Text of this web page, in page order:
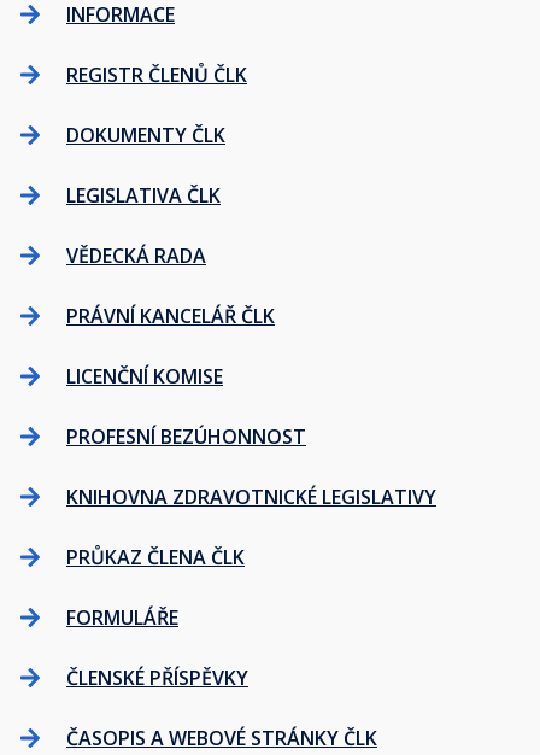
INFORMACE
REGISTR ČLENŮ ČLK
DOKUMENTY ČLK
LEGISLATIVA ČLK
VĚDECKÁ RADA
PRÁVNÍ KANCELÁŘ ČLK
LICENČNÍ KOMISE
PROFESNÍ BEZÚHONNOST
KNIHOVNA ZDRAVOTNICKÉ LEGISLATIVY
PRŮKAZ ČLENA ČLK
FORMULÁŘE
ČLENSKÉ PŘÍSPĚVKY
ČASOPIS A WEBOVÉ STRÁNKY ČLK